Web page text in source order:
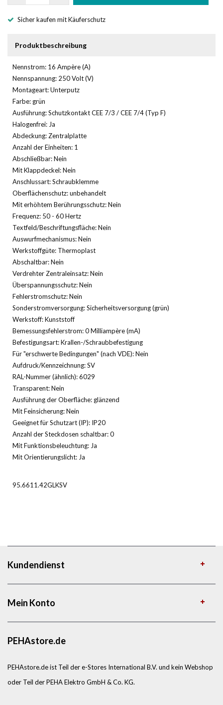
Sicher kaufen mit Käuferschutz
Produktbeschreibung
Nennstrom: 16 Ampère (A)
Nennspannung: 250 Volt (V)
Montageart: Unterputz
Farbe: grün
Ausführung: Schutzkontakt CEE 7/3 / CEE 7/4 (Typ F)
Halogenfrei: Ja
Abdeckung: Zentralplatte
Anzahl der Einheiten: 1
Abschließbar: Nein
Mit Klappdeckel: Nein
Anschlussart: Schraubklemme
Oberflächenschutz: unbehandelt
Mit erhöhtem Berührungsschutz: Nein
Frequenz: 50 - 60 Hertz
Textfeld/Beschriftungsfläche: Nein
Auswurfmechanismus: Nein
Werkstoffgüte: Thermoplast
Abschaltbar: Nein
Verdrehter Zentraleinsatz: Nein
Überspannungsschutz: Nein
Fehlerstromschutz: Nein
Sonderstromversorgung: Sicherheitsversorgung (grün)
Werkstoff: Kunststoff
Bemessungsfehlerstrom: 0 Milliampère (mA)
Befestigungsart: Krallen-/Schraubbefestigung
Für "erschwerte Bedingungen" (nach VDE): Nein
Aufdruck/Kennzeichnung: SV
RAL-Nummer (ähnlich): 6029
Transparent: Nein
Ausführung der Oberfläche: glänzend
Mit Feinsicherung: Nein
Geeignet für Schutzart (IP): IP20
Anzahl der Steckdosen schaltbar: 0
Mit Funktionsbeleuchtung: Ja
Mit Orientierungslicht: Ja
95.6611.42GLKSV
Kundendienst
Mein Konto
PEHAstore.de
PEHAstore.de ist Teil der e-Stores International B.V. und kein Webshop
oder Teil der PEHA Elektro GmbH & Co. KG.